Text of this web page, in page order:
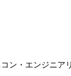
ン・エンジニア